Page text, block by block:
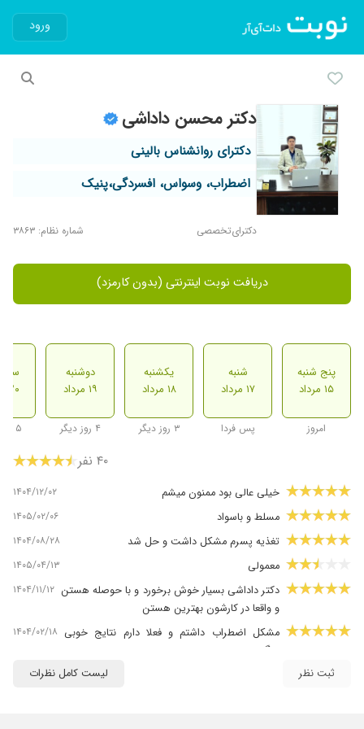
ورود
دکتر محسن داداشی
دکترای روانشناس بالینی
اضطراب، وسواس، افسردگی،پنیک
دکترای‌تخصصی شماره نظام: ۳۸۶۳
دریافت نوبت اینترنتی (بدون کارمزد)
پنج شنبه
۱۵ مرداد
امروز
شنبه
۱۷ مرداد
پس فردا
یکشنبه
۱۸ مرداد
۳ روز دیگر
دوشنبه
۱۹ مرداد
۴ روز دیگر
سه
۲۰ مرداد
۵ روز دیگر
۴۰ نفر
خیلی عالی بود ممنون میشم ۱۴۰۴/۱۲/۰۲
مسلط و باسواد ۱۴۰۵/۰۲/۰۶
تغذیه پسرم مشکل داشت و حل شد ۱۴۰۴/۰۸/۲۸
معمولی ۱۴۰۵/۰۴/۱۳
دکتر داداشی بسیار خوش برخورد و با حوصله هستن
و واقعا در کارشون بهترین هستن
۱۴۰۴/۱۱/۱۲
مشکل اضطراب داشتم و فعلا دارم نتایج خوبی
میگیرم.
۱۴۰۴/۰۲/۱۸
۱۴۰۵/۰۲/۱۴ ثبت نظر لیست کامل نظرات